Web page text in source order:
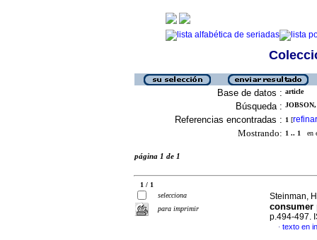
Base de datos : article
Búsqueda :
Referencias encontradas : 1 [refinar
Mostrando: 1 .. 1 en
página 1 de 1
1 / 1
selecciona
para imprimir
Steinman,
consumer
p.494-497.
· texto en